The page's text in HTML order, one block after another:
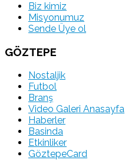
Biz kimiz
Misyonumuz
Sende Üye ol
GÖZTEPE
Nostaljik
Futbol
Branş
Video Galeri Anasayfa
Haberler
Basinda
Etkinliker
GöztepeCard